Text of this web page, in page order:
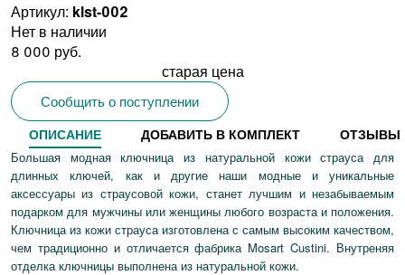
Артикул: klst-002
Нет в наличии
8 000 руб.
старая цена
Сообщить о поступлении
ОПИСАНИЕ ДОБАВИТЬ В КОМПЛЕКТ ОТЗЫВЫ
Большая модная ключница из натуральной кожи страуса для
длинных ключей, как и другие наши модные и уникальные
аксессуары из страусовой кожи, станет лучшим и незабываемым
подарком для мужчины или женщины любого возраста и положения.
Ключница из кожи страуса изготовлена с самым высоким качеством,
чем традиционно и отличается фабрика Mosart Custini. Внутреняя
отделка ключницы выполнена из натуральной кожи.